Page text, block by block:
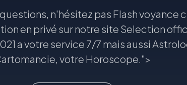
n'hésitez pas Flash voyance
en privé sur notre site Selection
a votre service 7/7 mais aussi
votre Horoscope.">